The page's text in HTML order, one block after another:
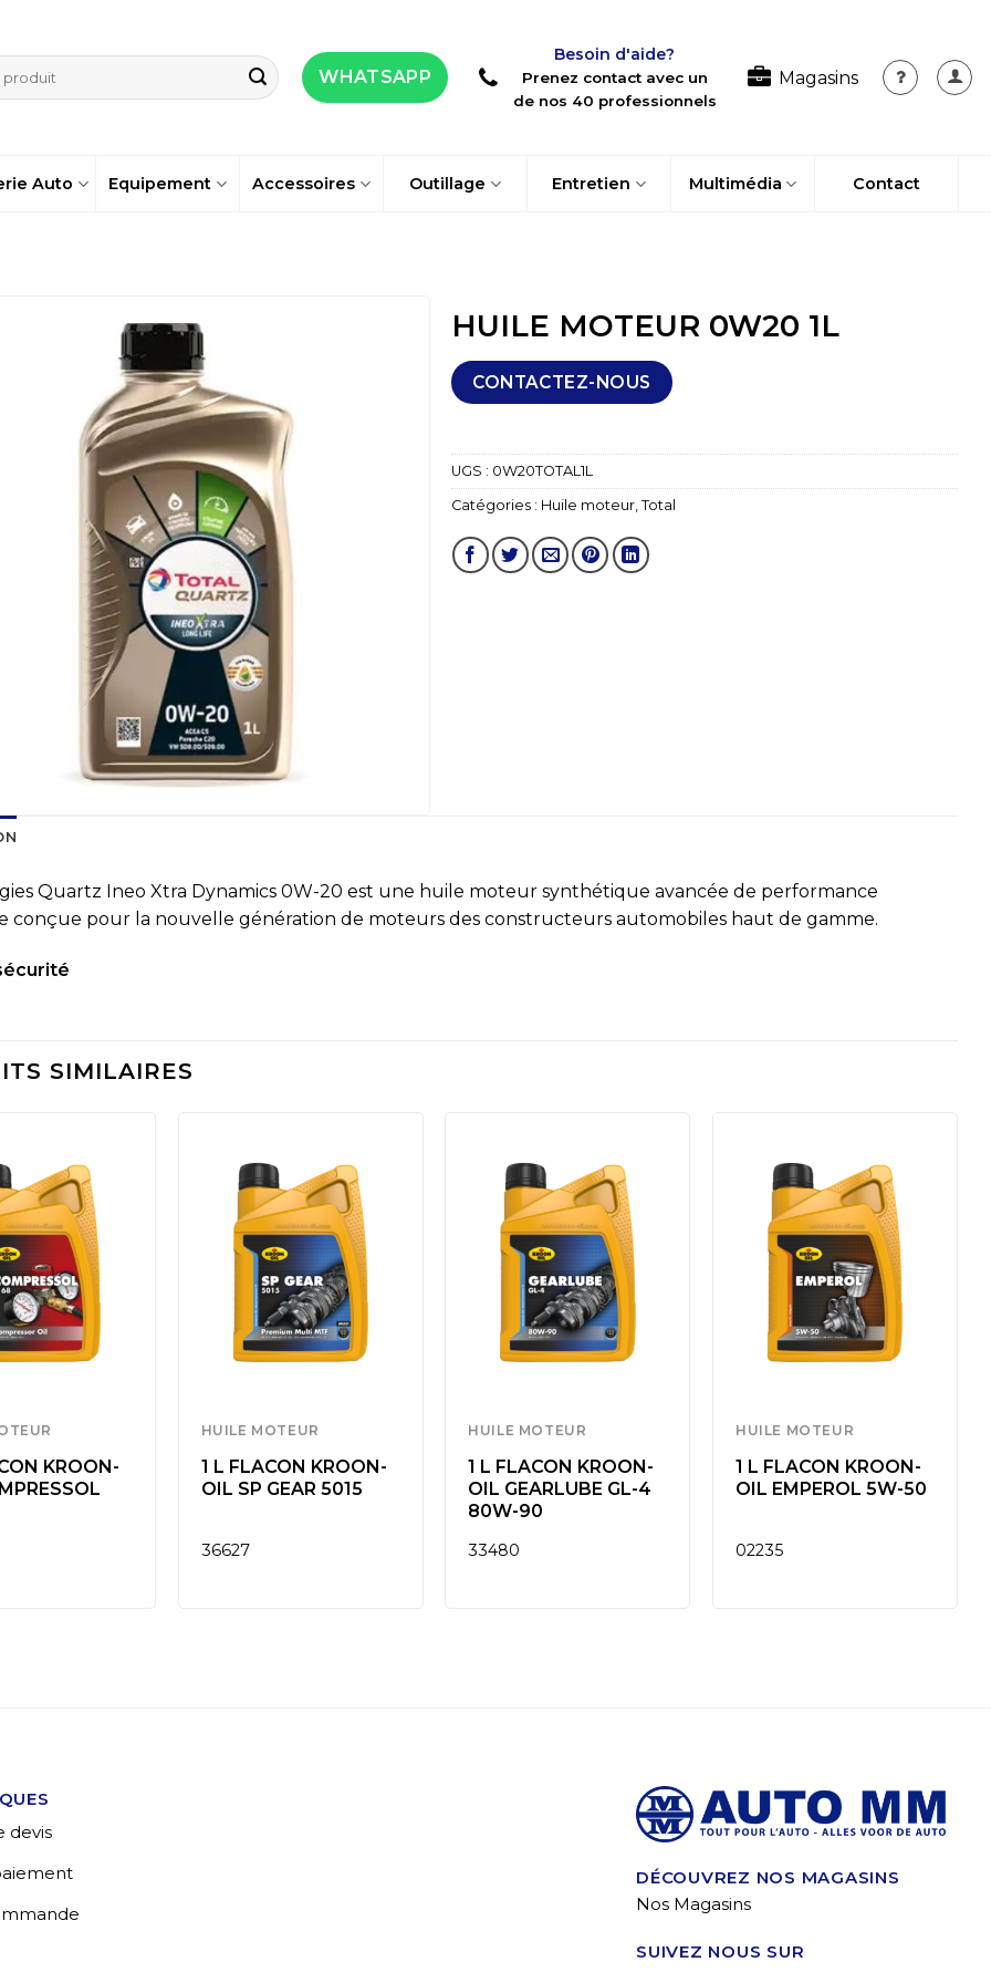
WHATSAPP
Besoin d'aide?
Prenez contact avec un
de nos 40 professionnels
Magasins
Auto Equipement Accessoires Outillage Entretien Multimédia Contact
HUILE MOTEUR 0W20 1L
CONTACTEZ-NOUS
UGS : 0W20TOTAL1L
Catégories : Huile moteur, Total
Quartz Ineo Xtra Dynamics 0W-20 est une huile moteur synthétique avancée de performance
conçue pour la nouvelle génération de moteurs des constructeurs automobiles haut de gamme.
SIMILAIRES
KROON-
HUILE MOTEUR
1 L FLACON KROON-
OIL SP GEAR 5015
36627
HUILE MOTEUR
1 L FLACON KROON-
OIL GEARLUBE GL-4
80W-90
33480
HUILE MOTEUR
1 L FLACON KROON-
OIL EMPEROL 5W-50
02235
devis
DÉCOUVREZ NOS MAGASINS
Nos Magasins
SUIVEZ NOUS SUR